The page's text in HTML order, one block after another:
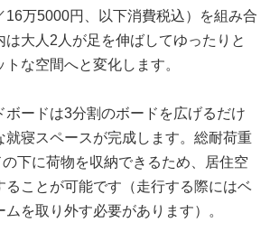
16万5000円、以下消費税込）を組み合
は大人2人が足を伸ばしてゆったりと
な空間へと変化します。
ボードは3分割のボードを広げるだけ
就寝スペースが完成します。総耐荷重
下に荷物を収納できるため、居住空
ることが可能です（走行する際にはベ
を取り外す必要があります）。